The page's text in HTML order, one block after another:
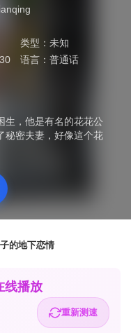
类型： 未知
语言： 普通话
生，他是有名的花花公
秘密夫妻，好像這个花
的地下恋情
线播放
重新测速